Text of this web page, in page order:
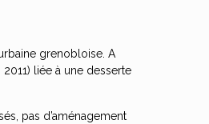
grenobloise. A
liée à une desserte
pas d’aménagement